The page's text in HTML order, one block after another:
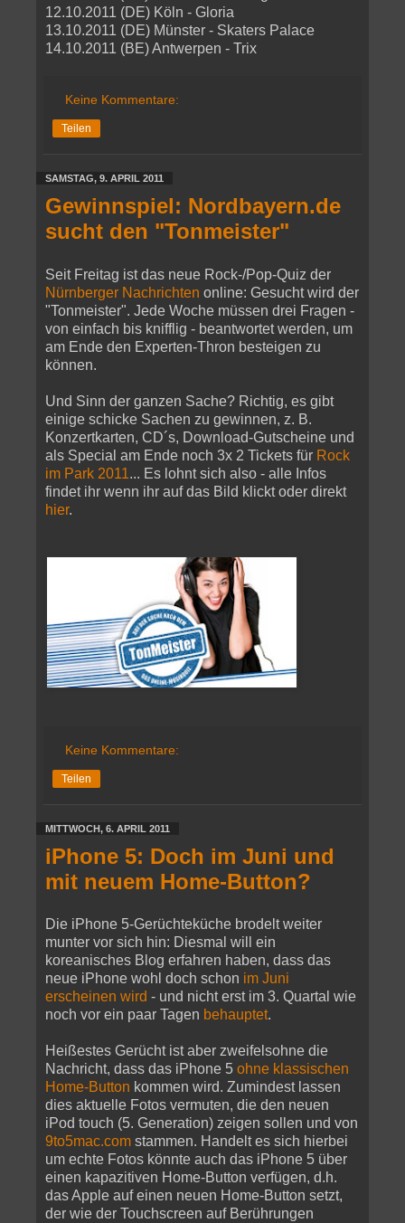
12.10.2011 (DE) Köln - Gloria
13.10.2011 (DE) Münster - Skaters Palace
14.10.2011 (BE) Antwerpen - Trix
Keine Kommentare:
Teilen
SAMSTAG, 9. APRIL 2011
Gewinnspiel: Nordbayern.de
sucht den "Tonmeister"
Seit Freitag ist das neue Rock-/Pop-Quiz der
Nürnberger Nachrichten online: Gesucht wird der
"Tonmeister". Jede Woche müssen drei Fragen -
von einfach bis knifflig - beantwortet werden, um
am Ende den Experten-Thron besteigen zu
können.
Und Sinn der ganzen Sache? Richtig, es gibt
einige schicke Sachen zu gewinnen, z. B.
Konzertkarten, CD´s, Download-Gutscheine und
als Special am Ende noch 3x 2 Tickets für Rock
im Park 2011... Es lohnt sich also - alle Infos
findet ihr wenn ihr auf das Bild klickt oder direkt
hier.
Keine Kommentare:
Teilen
MITTWOCH, 6. APRIL 2011
iPhone 5: Doch im Juni und
mit neuem Home-Button?
Die iPhone 5-Gerüchteküche brodelt weiter
munter vor sich hin: Diesmal will ein
koreanisches Blog erfahren haben, dass das
neue iPhone wohl doch schon im Juni
erscheinen wird - und nicht erst im 3. Quartal wie
noch vor ein paar Tagen behauptet.
Heißestes Gerücht ist aber zweifelsohne die
Nachricht, dass das iPhone 5 ohne klassischen
Home-Button kommen wird. Zumindest lassen
dies aktuelle Fotos vermuten, die den neuen
iPod touch (5. Generation) zeigen sollen und von
9to5mac.com stammen. Handelt es sich hierbei
um echte Fotos könnte auch das iPhone 5 über
einen kapazitiven Home-Button verfügen, d.h.
das Apple auf einen neuen Home-Button setzt,
der wie der Touchscreen auf Berührungen